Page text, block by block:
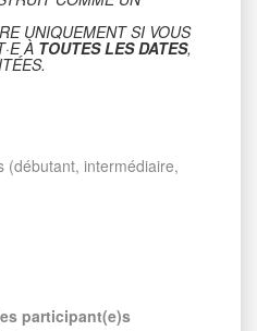
UNIQUEMENT SI VOUS
À TOUTES LES DATES,
(débutant, intermédiaire,
participant(e)s